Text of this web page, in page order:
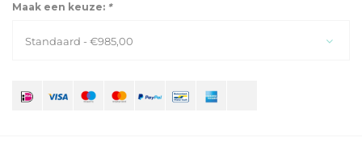
Maak een keuze: *
Standaard - €985,00